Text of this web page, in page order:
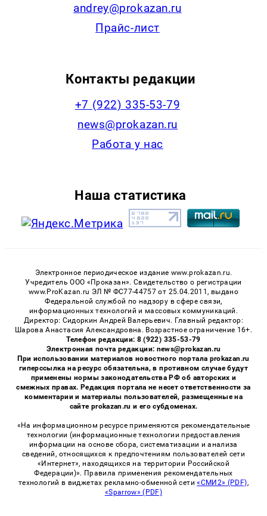
andrey@prokazan.ru
Прайс-лист
Контакты редакции
+7 (922) 335-53-79
news@prokazan.ru
Работа у нас
Наша статистика
Электронное периодическое издание www.prokazan.ru.
Учредитель ООО «Проказан». Cвидетельство о регистрации
www.ProKazan.ru ЭЛ № ФС77-44757 от 25.04.2011, выдано
Федеральной службой по надзору в сфере связи,
информационных технологий и массовых коммуникаций.
Директор: Сидоркин Андрей Валерьевич. Главный редактор:
Шарова Анастасия Александровна. Возрастное ограничение 16+.
Телефон редакции: 8 (922) 335-53-79
Электронная почта редакции: news@prokazan.ru
При использовании материалов новостного портала prokazan.ru
гиперссылка на ресурс обязательна, в противном случае будут
применены нормы законодательства РФ об авторских и
смежных правах. Редакция портала не несет ответственности за
комментарии и материалы пользователей, размещенные на
сайте prokazan.ru и его субдоменах.
«На информационном ресурсе применяются рекомендательные
технологии (информационные технологии предоставления
информации на основе сбора, систематизации и анализа
сведений, относящихся к предпочтениям пользователей сети
«Интернет», находящихся на территории Российской
Федерации)». Правила применения рекомендательных
технологий в виджетах рекламно-обменной сети«СМИ2» (PDF),
«Sparrow» (PDF)